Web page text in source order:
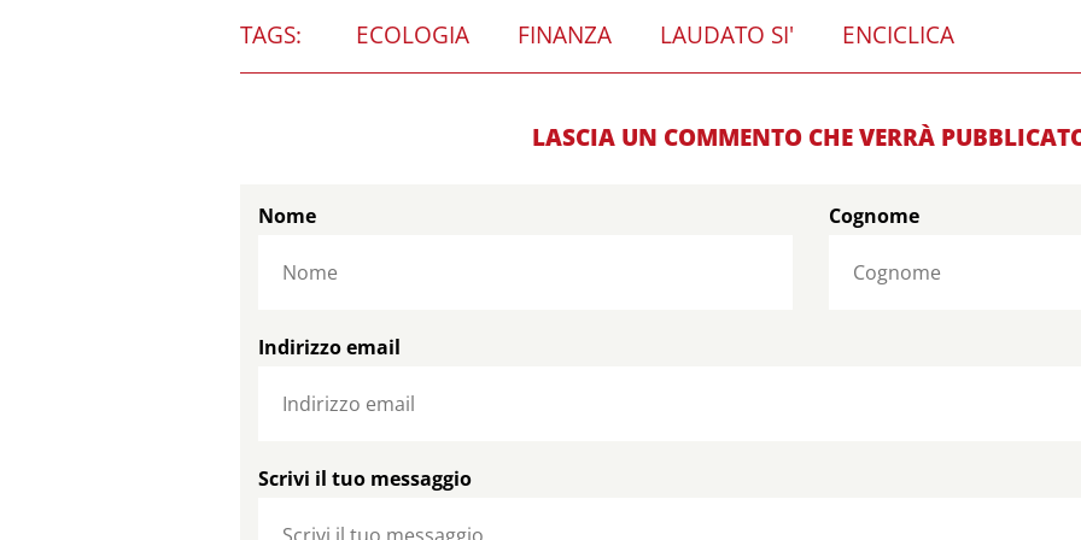
TAGS: ECOLOGIA FINANZA LAUDATO SI' ENCICLICA
LASCIA UN COMMENTO CHE VERRÀ
Nome Cognome
Indirizzo email
Scrivi il tuo messaggio